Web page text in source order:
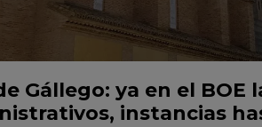
Gállego: ya en el BOE
instancias